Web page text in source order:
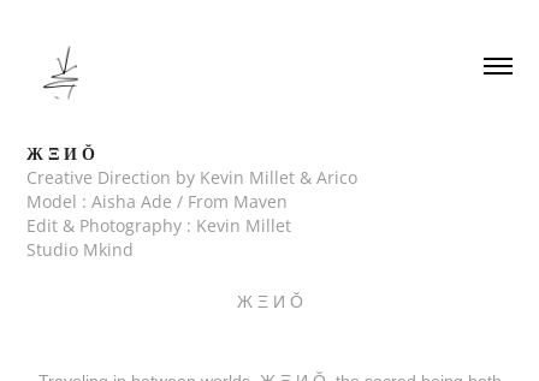
Ж Ξ И Ŏ
Creative Direction by Kevin Millet & Arico
Model : Aisha Ade / From Maven
Edit & Photography : Kevin Millet
Studio Mkind
Ж Ξ И Ŏ